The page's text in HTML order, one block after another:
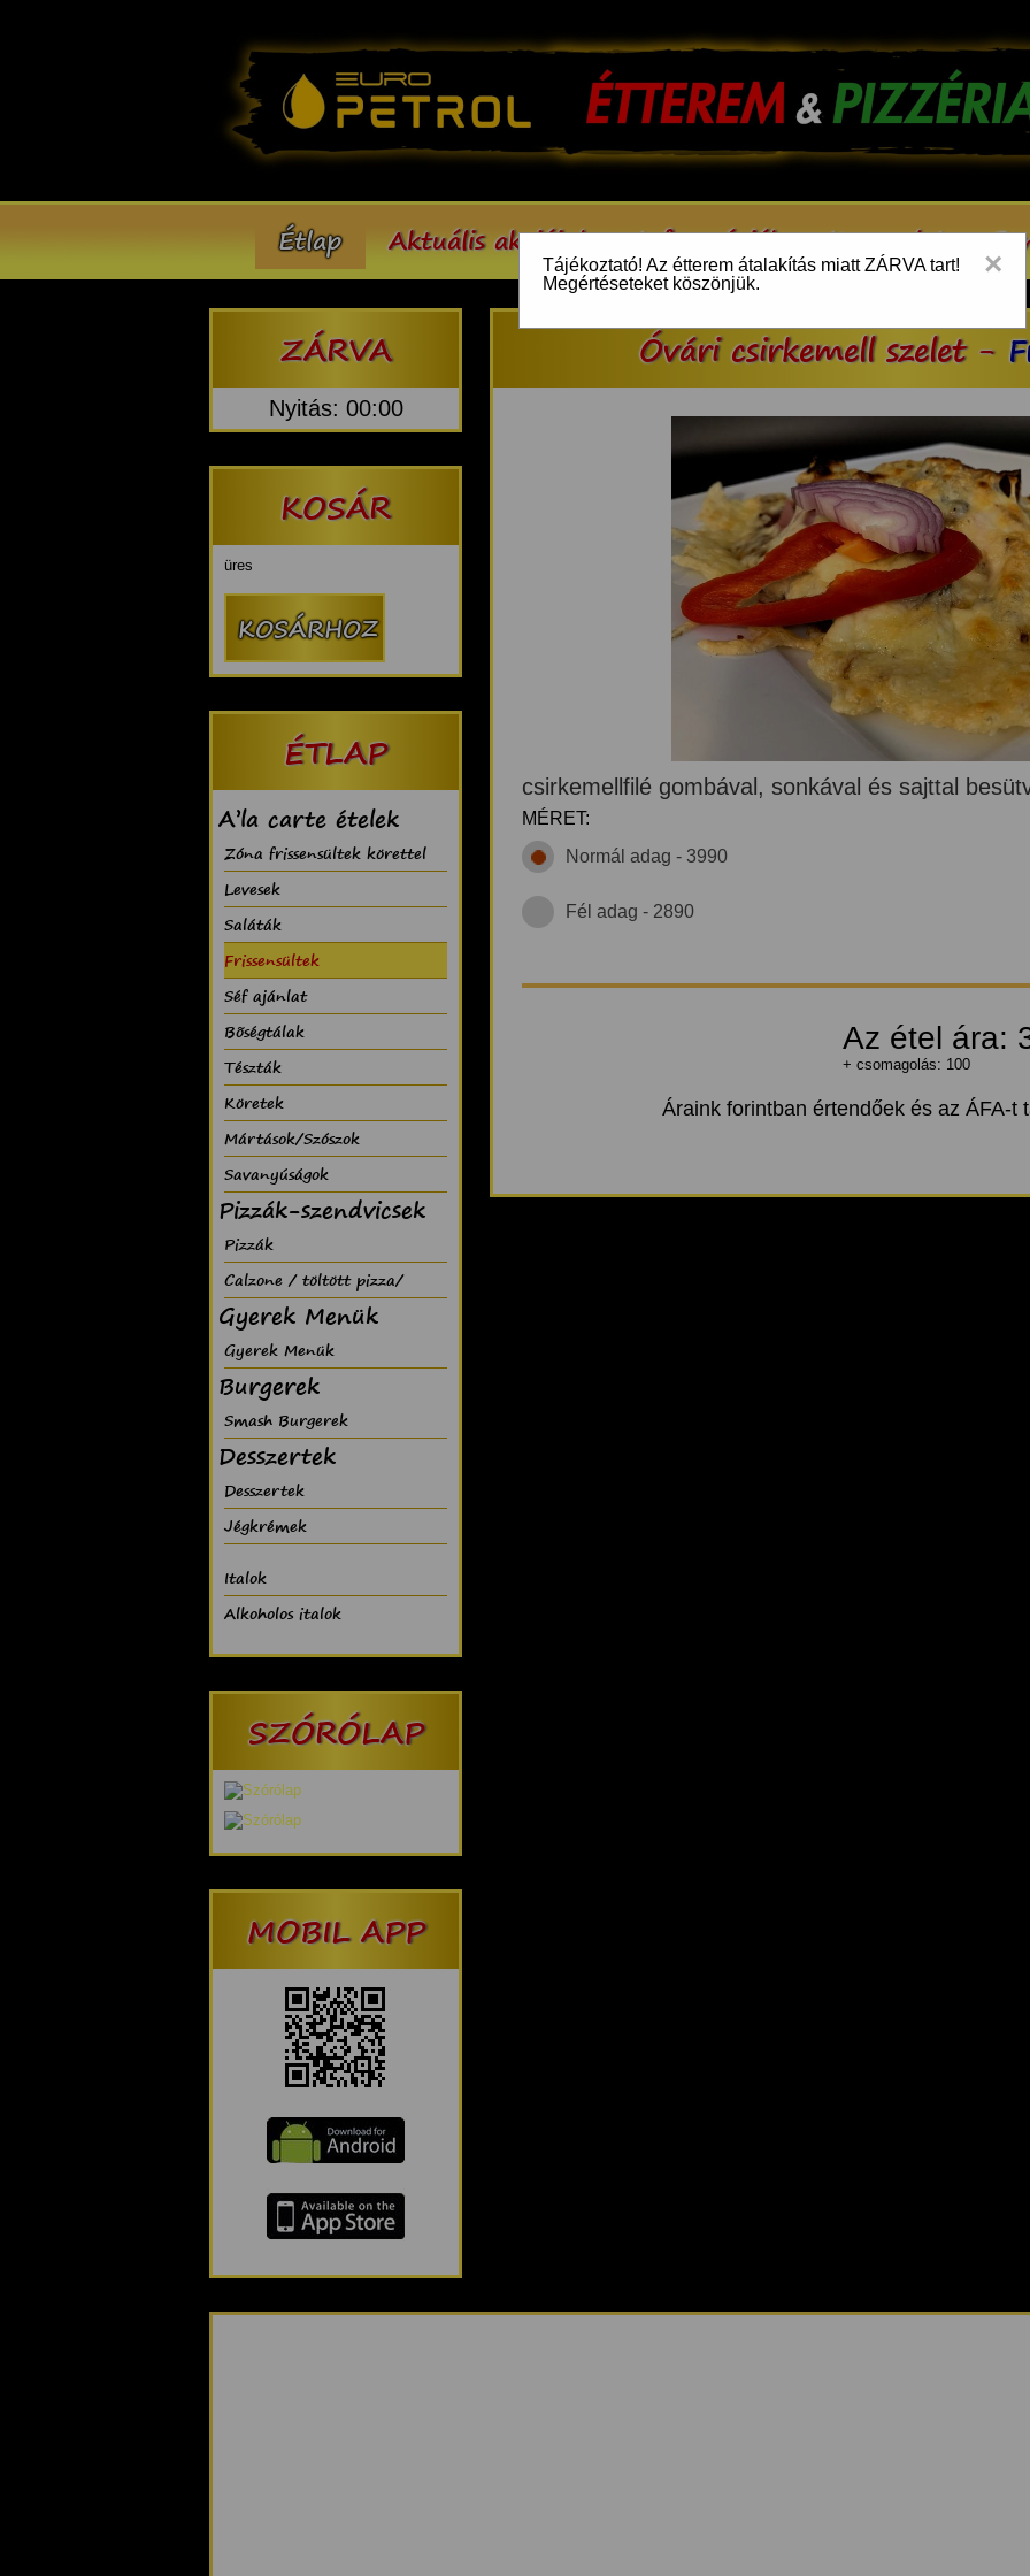
×
Tájékoztató! Az étterem átalakítás miatt ZÁRVA tart!
Megértéseteket köszönjük.
Étlap Aktuális akcióink Információk Kapcsolat
ZÁRVA
Nyitás: 00:00
KOSÁR
üres
ÉTLAP
A’la carte ételek
Zóna frissensültek körettel
Levesek
Saláták
Frissensültek
Séf ajánlat
Bõségtálak
Tészták
Köretek
Mártások/Szószok
Savanyúságok
Pizzák-szendvicsek
Pizzák
Calzone / töltött pizza/
Gyerek Menük
Gyerek Menük
Burgerek
Smash Burgerek
Desszertek
Desszertek
Jégkrémek
Italok
Alkoholos italok
SZÓRÓLAP
MOBIL APP
Óvári csirkemell szelet -
csirkemellfilé gombával, sonkával és sajttal
MÉRET:
Normál adag - 3990
Fél adag - 2890
Az étel ára:
+ csomagolás: 100
Áraink forintban értendőek és az ÁFA-t